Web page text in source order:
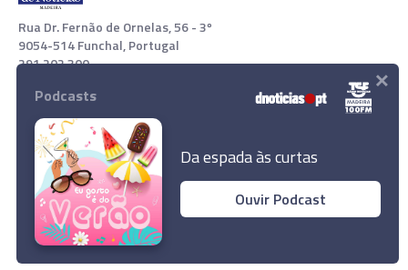
Rua Dr. Fernão de Ornelas, 56 - 3º
9054-514 Funchal, Portugal
291 202 300
Download App
© 2021 Empresa Diário de Notícias, Lda. Todos os direitos
reservados.
Podcasts
Da espada às curtas
Ouvir Podcast
×